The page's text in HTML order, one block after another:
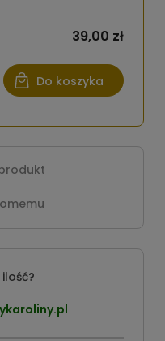
39,00 zł
Do koszyka